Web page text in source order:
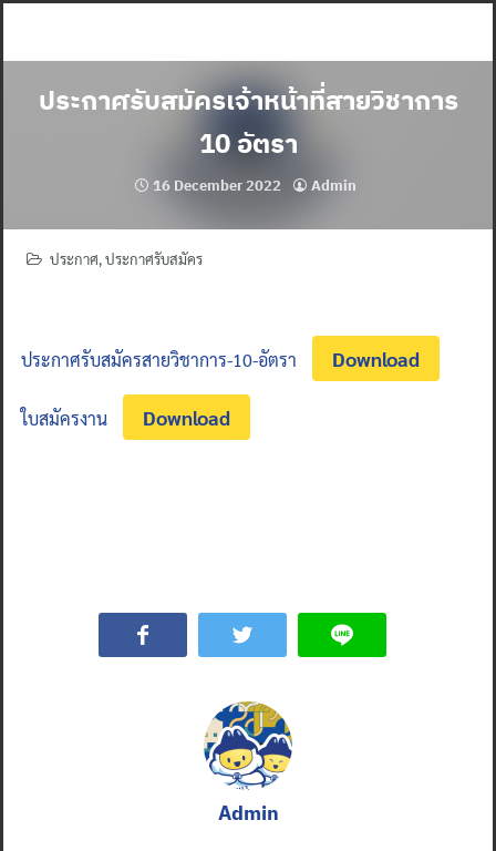
ประกาศรับสมัครเจ้าหน้าที่สายวิชาการ
10 อัตรา
16 December 2022 Admin
ประกาศ,ประกาศรับสมัคร
ประกาศรับสมัครสายวิชาการ-10-อัตรา Download
ใบสมัครงาน Download
Admin